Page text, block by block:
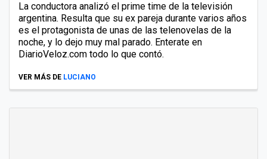
La conductora analizó el prime time de la televisión
argentina. Resulta que su ex pareja durante varios años
es el protagonista de unas de las telenovelas de la
noche, y lo dejo muy mal parado. Enterate en
DiarioVeloz.com todo lo que contó.
VER MÁS DE LUCIANO